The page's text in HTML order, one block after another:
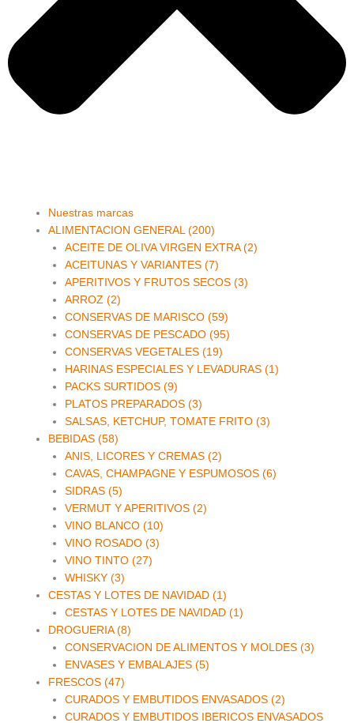
Main
Menu
Nuestras marcas
ALIMENTACION GENERAL (200)
ACEITE DE OLIVA VIRGEN EXTRA (2)
ACEITUNAS Y VARIANTES (7)
APERITIVOS Y FRUTOS SECOS (3)
ARROZ (2)
CONSERVAS DE MARISCO (59)
CONSERVAS DE PESCADO (95)
CONSERVAS VEGETALES (19)
HARINAS ESPECIALES Y LEVADURAS (1)
PACKS SURTIDOS (9)
PLATOS PREPARADOS (3)
SALSAS, KETCHUP, TOMATE FRITO (3)
BEBIDAS (58)
ANIS, LICORES Y CREMAS (2)
CAVAS, CHAMPAGNE Y ESPUMOSOS (6)
SIDRAS (5)
VERMUT Y APERITIVOS (2)
VINO BLANCO (10)
VINO ROSADO (3)
VINO TINTO (27)
WHISKY (3)
CESTAS Y LOTES DE NAVIDAD (1)
CESTAS Y LOTES DE NAVIDAD (1)
DROGUERIA (8)
CONSERVACION DE ALIMENTOS Y MOLDES (3)
ENVASES Y EMBALAJES (5)
FRESCOS (47)
CURADOS Y EMBUTIDOS ENVASADOS (2)
CURADOS Y EMBUTIDOS IBERICOS ENVASADOS